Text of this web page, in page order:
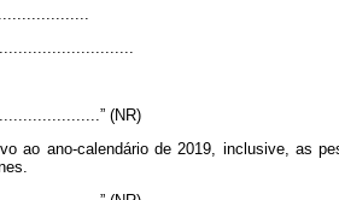
(NR)
ao ano-calendário de 2019, inclusive, as